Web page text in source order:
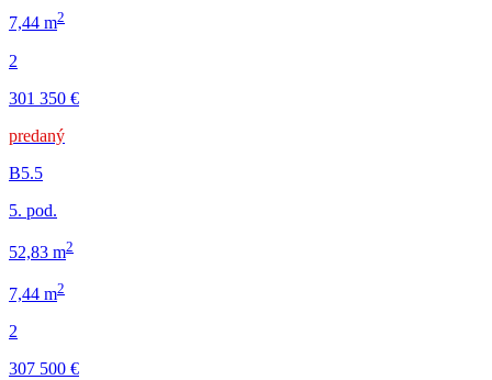
7,44 m2
2
301 350 €
predaný
B5.5
5. pod.
52,83 m2
7,44 m2
2
307 500 €